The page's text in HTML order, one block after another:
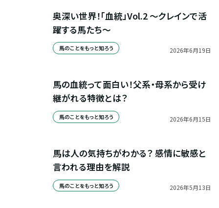
奥深い世界！「血統」Vol.2 ～クレインで活
躍する馬たち～
馬のことをもっと知ろう 2026年6月19日
馬の血統って面白い！父系・母系から受け
継がれる特徴とは？
馬のことをもっと知ろう 2026年6月15日
馬は人の気持ちがわかる？ 感情に敏感と
言われる理由を解説
馬のことをもっと知ろう 2026年5月13日